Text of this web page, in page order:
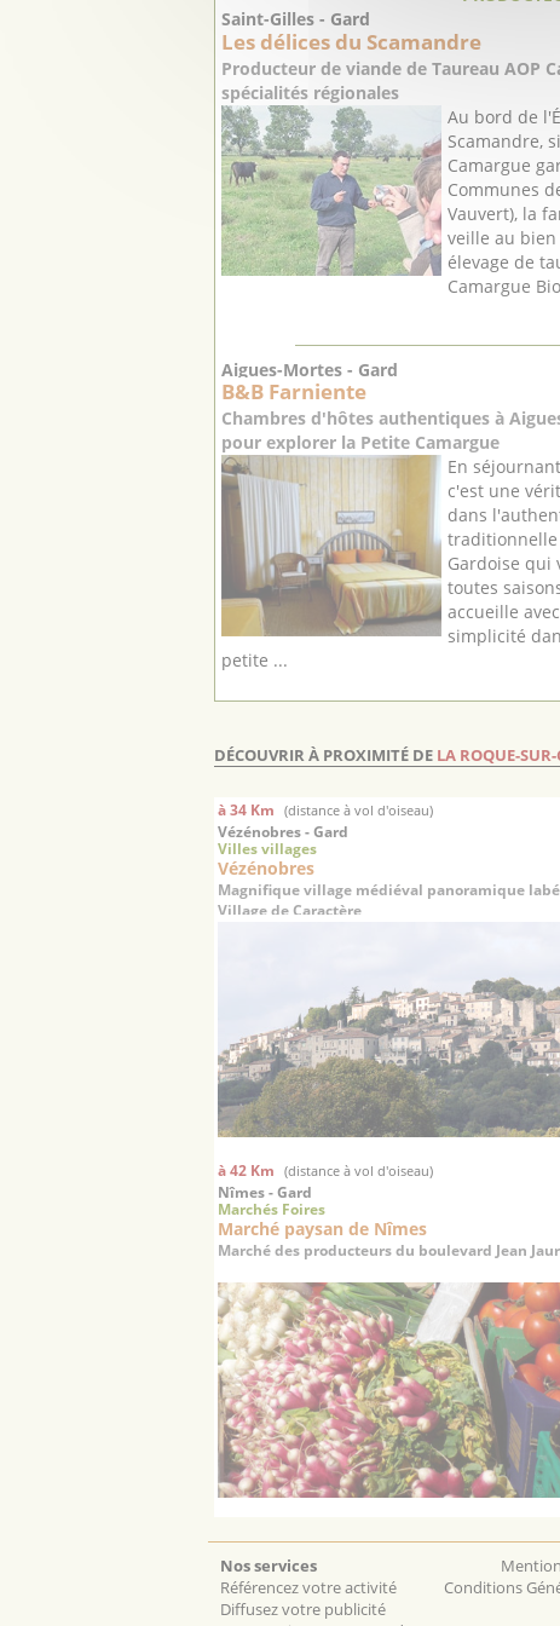
Saint-Gilles - Gard
Les délices du Scamandre
Producteur de viande de Taureau AOP
spécialités régionales
Au bord de
Scamandre,
Camargue
Communes
Vauvert), la
veille au
élevage de
Camargue
Aigues-Mortes - Gard
B&B Farniente
Chambres d'hôtes authentiques à
pour explorer la Petite Camargue
En
c'est une
dans
traditionnelle
Gardoise qui
toutes
accueille
simplicité
petite ...
DÉCOUVRIR À PROXIMITÉ DE LA ROQUE-SUR-
à 34 Km
(distance à vol d'oiseau)
Vézénobres - Gard
Villes villages
Vézénobres
Magnifique village médiéval panoramique
Village de Caractère
à 42 Km (distance à vol d'oiseau)
Nîmes - Gard
Marchés Foires
Marché paysan de Nîmes
Marché des producteurs du boulevard Jean
Nos services
Référencez votre activité
Diffusez votre publicité
Conditions